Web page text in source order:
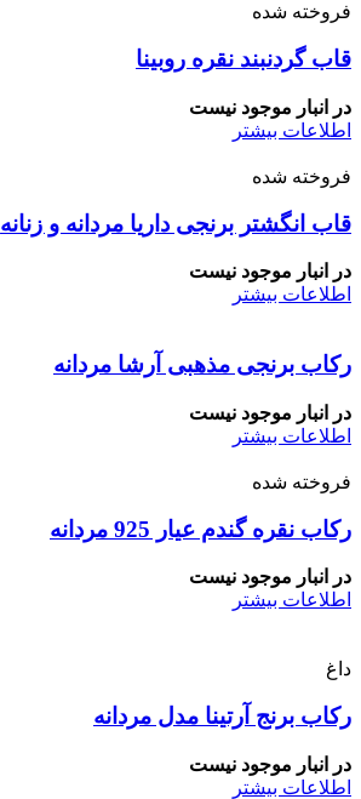
فروخته شده
قاب گردنبند نقره روبینا
در انبار موجود نیست
اطلاعات بیشتر
فروخته شده
قاب انگشتر برنجی داریا مردانه و زنانه
در انبار موجود نیست
اطلاعات بیشتر
رکاب برنجی مذهبی آرشا مردانه
در انبار موجود نیست
اطلاعات بیشتر
فروخته شده
رکاب نقره گندم عیار 925 مردانه
در انبار موجود نیست
اطلاعات بیشتر
داغ
رکاب برنج آرتینا مدل مردانه
در انبار موجود نیست
اطلاعات بیشتر